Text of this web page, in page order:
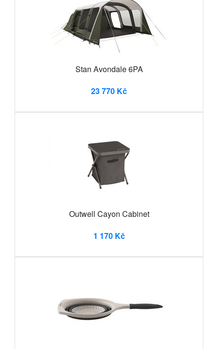
Stan Avondale 6PA
23 770 Kč
Outwell Cayon Cabinet
1 170 Kč